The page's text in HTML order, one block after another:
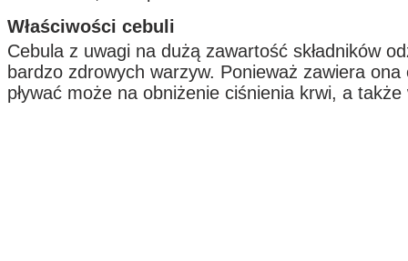
Właściwości cebuli
Cebula z uwagi na dużą zawartość składników
bardzo zdrowych warzyw. Ponieważ zawiera
pływać może na obniżenie ciśnienia krwi, a